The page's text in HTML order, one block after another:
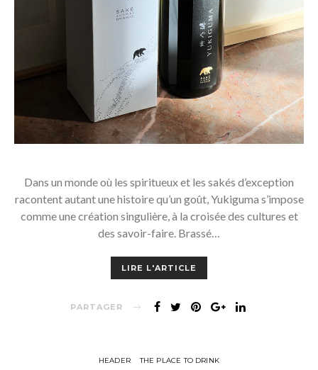
Dans un monde où les spiritueux et les sakés d’exception
racontent autant une histoire qu’un goût, Yukiguma s’impose
comme une création singulière, à la croisée des cultures et
des savoir-faire. Brassé…
LIRE L'ARTICLE
PARTAGER
HEADER THE PLACE TO DRINK